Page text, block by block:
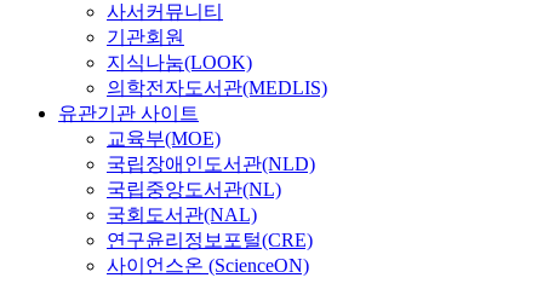
사서커뮤니티
기관회원
지식나눔(LOOK)
의학전자도서관(MEDLIS)
유관기관 사이트
교육부(MOE)
국립장애인도서관(NLD)
국립중앙도서관(NL)
국회도서관(NAL)
연구윤리정보포털(CRE)
사이언스온 (ScienceON)